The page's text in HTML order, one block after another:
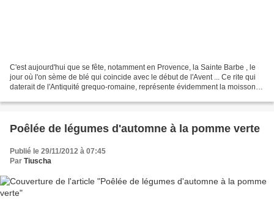
C'est aujourd'hui que se fête, notamment en Provence, la Sainte Barbe , le
jour où l'on sème de blé qui coincide avec le début de l'Avent ... Ce rite qui
daterait de l'Antiquité grequo-romaine, représente évidemment la moisson à
Poêlée de légumes d'automne à la pomme verte
Publié le 29/11/2012 à 07:45
Par Tiuscha